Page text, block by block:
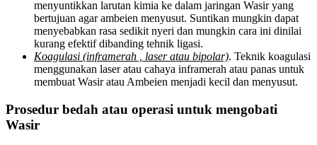
menyuntikkan larutan kimia ke dalam jaringan Wasir yang
bertujuan agar ambeien menyusut. Suntikan mungkin dapat
menyebabkan rasa sedikit nyeri dan mungkin cara ini dinilai
kurang efektif dibanding tehnik ligasi.
Koagulasi (inframerah , laser atau bipolar). Teknik koagulasi
menggunakan laser atau cahaya inframerah atau panas untuk
membuat Wasir atau Ambeien menjadi kecil dan menyusut.
Prosedur bedah atau operasi untuk mengobati
Wasir